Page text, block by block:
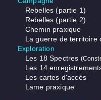
Rebelles (partie 1)
Rebelles (partie 2)
Chemin praxique
La guerre de territoire
Exploration
Les 18 Spectres
Les 14
Les cartes d'accès
Lame praxique